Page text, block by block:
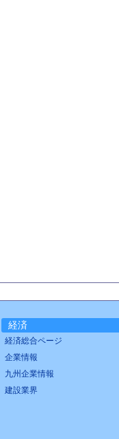
経済
経済総合ページ
企業情報
九州企業情報
建設業界